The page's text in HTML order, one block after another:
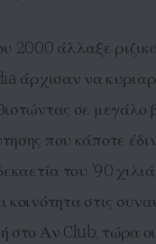
2000 άλλαξε
άρχισαν να
σε μεγάλο
που κάποτε
του ’90
κοινότητα στις
στο Αν Club, τώρα οι